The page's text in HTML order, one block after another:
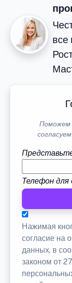
все
Поможем
Телефон для
Нажимая
согласие на
данных, в
законом от